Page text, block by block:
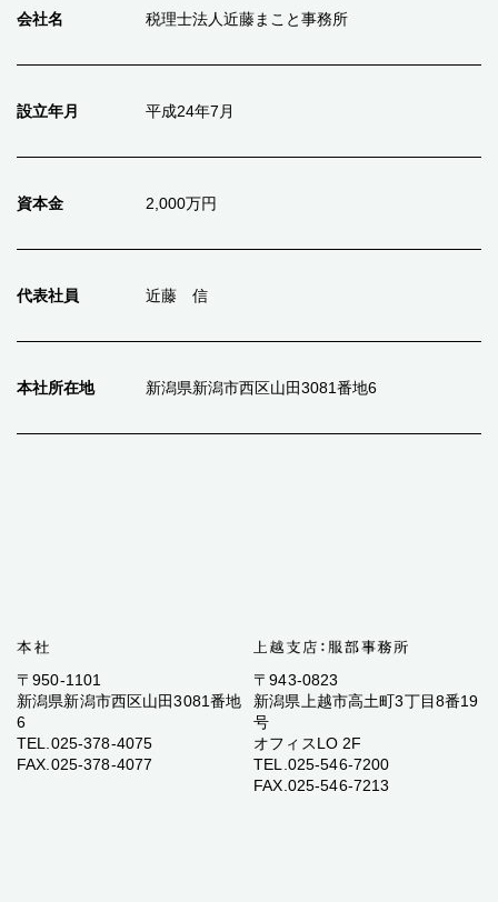
会社名 税理士法人近藤まこと事務所
設立年月 平成24年7月
資本金 2,000万円
代表社員 近藤 信
本社所在地 新潟県新潟市西区山田3081番地6
〒950-1101
新潟県新潟市西区山田3081番地
6
TEL.025-378-4075
FAX.025-378-4077
〒943-0823
新潟県上越市高土町3丁目8番19
号
オフィスLO 2F
TEL.025-546-7200
FAX.025-546-7213